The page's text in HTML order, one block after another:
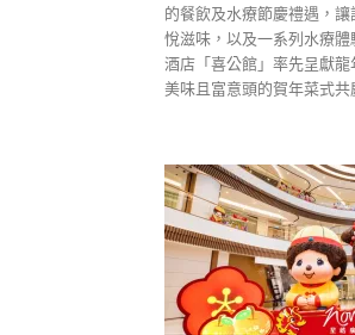
的餐飲及水療節慶禮遇，
悅滋味，以及一系列水療
酒店「喜公館」率先呈獻
美味且富意頭的賀年菜式共